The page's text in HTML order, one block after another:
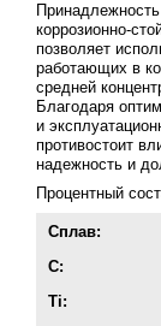
коррозионно-
позволяет
работающих в
средней
Благодаря
и
противостоит
надежность и
Процентный
Сплав:
C:
Ti: